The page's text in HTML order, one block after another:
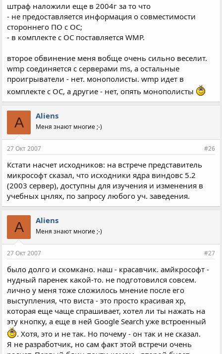
штраф наложили еще в 2004г за то что
- не предоставляется информация о совместимости
стороннего ПО с ОС;
- в комплекте с ОС поставляется WMP.
второе обвинение меня вобще очень сильно веселит.
wmp соединяется с серверами ms, а остальные
проигрыватели - нет. монополисты. wmp идет в
комплекте с ОС, а другие - нет, опять монополисты
A Aliens
Меня знают многие ;-)
27 Окт 2007 #26
Кстати насчет исходников: на встрече представитель
микрософт сказал, что исходники ядра виндовс 5.2
(2003 сервер), доступны для изучения и изменения в
учебных цнлях, по запросу любого уч. заведения.
A Aliens
Меня знают многие ;-)
27 Окт 2007 #27
было долго и скомкано. наш - красавчик. амйкрософт -
нудный паренек какой-то. не подготовился совсем.
лично у меня тоже сложилось мнение после его
выступления, что виста - это просто красивая хр,
которая еще чаще спрашивает, хотел ли ты нажать на
эту кнопку, а еще в ней Google Search уже встроенный
. Хотя, это и не так. Но почему - он так и не сказал.
Я не разработчик, но сам факт этой встречи очень